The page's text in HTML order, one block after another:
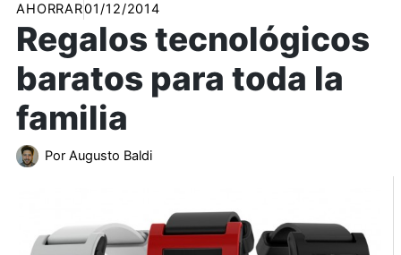
AHORRAR01/12/2014
Regalos tecnológicos
baratos para toda la
familia
Por Augusto Baldi